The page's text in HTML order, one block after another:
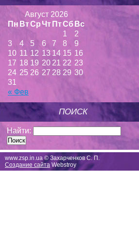
Август 2026
Пн ВтСрЧт ПтСб Вс
« Фев
1
2
3
4 5 6 7 8
9
10 11 12 13 14 15 16
17 18 19 20 21 22 23
24 25 26 27 28 29 30
31
ПОИСК
Найти:
www.zsp.in.ua © Захарченков С. П.
Создание сайта Webstroy